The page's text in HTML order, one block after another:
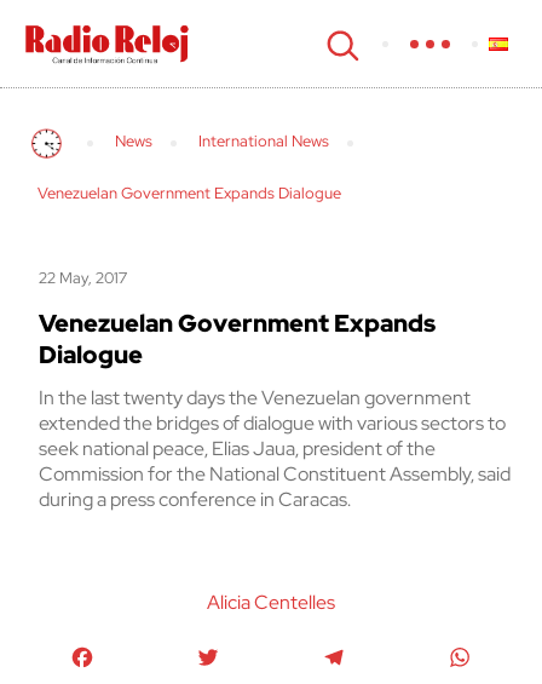
cerrar
News International News
Venezuelan Government Expands Dialogue
22 May, 2017
Venezuelan Government Expands
Dialogue
In the last twenty days the Venezuelan government
extended the bridges of dialogue with various sectors to
seek national peace, Elias Jaua, president of the
Commission for the National Constituent Assembly, said
during a press conference in Caracas.
Alicia Centelles